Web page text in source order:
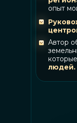
Автор
людей.
опыт